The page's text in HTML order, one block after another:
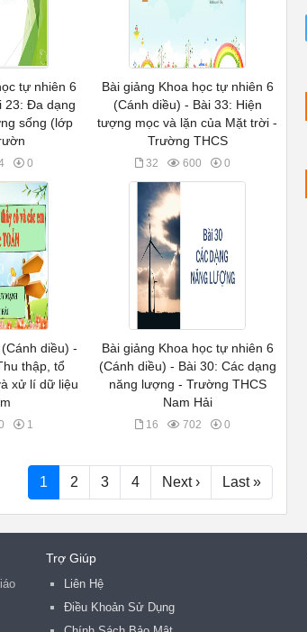
tự nhiên 6
23: Đa dạng
sống (lớp
0
Bài giảng Khoa học tự nhiên 6
(Cánh diều) - Bài 33: Hiện
tượng mọc và lặn của Mặt trời -
Trường THCS
32 600 0
diều) -
thập, tổ
xử lí dữ liệu
1
Bài giảng Khoa học tự nhiên 6
(Cánh diều) - Bài 30: Các dạng
năng lượng - Trường THCS
Nam Hải
16 702 0
1 2 3 4 Next › Last »
Trợ Giúp
Liên Hệ
Điều Khoản Sử Dụng